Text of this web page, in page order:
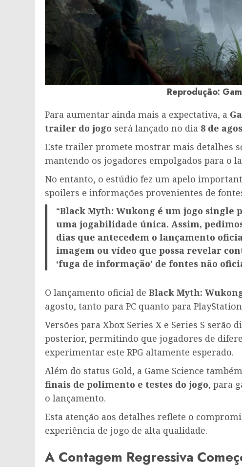
Reprodução:
Para aumentar ainda mais a expectativa, a
trailer do jogo será lançado no dia 8 de
Este trailer promete mostrar mais detalhes
mantendo os jogadores empolgados para o
No entanto, o estúdio fez um apelo
spoilers e informações provenientes de
“Black Myth: Wukong é um jogo single
uma jogabilidade única. Assim,
dias que antecedem o lançamento
imagem ou vídeo que possa revelar
‘fuga de informação’ de fontes não
O lançamento oficial de Black Myth:
agosto, tanto para PC quanto para
Versões para Xbox Series X e Series S serão
posterior, permitindo que jogadores de
experimentar este RPG altamente esperado.
Além do status Gold, a Game Science
finais de polimento e testes do jogo, para
o lançamento.
Esta atenção aos detalhes reflete o
experiência de jogo de alta qualidade.
A Contagem Regressiva